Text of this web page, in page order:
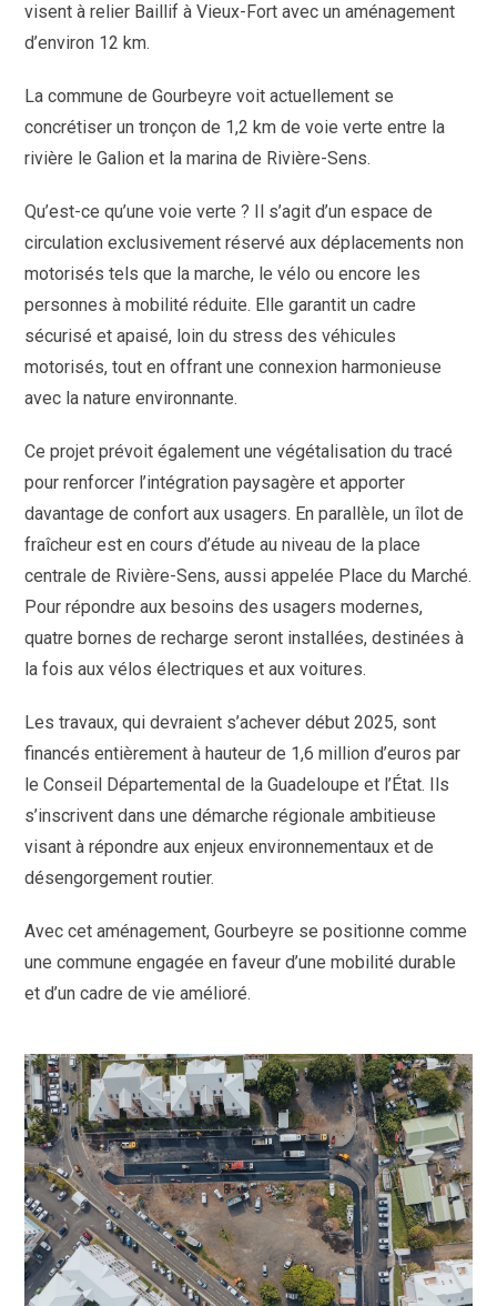
visent à relier Baillif à Vieux-Fort avec un aménagement
d’environ 12 km.
La commune de Gourbeyre voit actuellement se
concrétiser un tronçon de 1,2 km de voie verte entre la
rivière le Galion et la marina de Rivière-Sens.
Qu’est-ce qu’une voie verte ? Il s’agit d’un espace de
circulation exclusivement réservé aux déplacements non
motorisés tels que la marche, le vélo ou encore les
personnes à mobilité réduite. Elle garantit un cadre
sécurisé et apaisé, loin du stress des véhicules
motorisés, tout en offrant une connexion harmonieuse
avec la nature environnante.
Ce projet prévoit également une végétalisation du tracé
pour renforcer l’intégration paysagère et apporter
davantage de confort aux usagers. En parallèle, un îlot de
fraîcheur est en cours d’étude au niveau de la place
centrale de Rivière-Sens, aussi appelée Place du Marché.
Pour répondre aux besoins des usagers modernes,
quatre bornes de recharge seront installées, destinées à
la fois aux vélos électriques et aux voitures.
Les travaux, qui devraient s’achever début 2025, sont
financés entièrement à hauteur de 1,6 million d’euros par
le Conseil Départemental de la Guadeloupe et l’État. Ils
s’inscrivent dans une démarche régionale ambitieuse
visant à répondre aux enjeux environnementaux et de
désengorgement routier.
Avec cet aménagement, Gourbeyre se positionne comme
une commune engagée en faveur d’une mobilité durable
et d’un cadre de vie amélioré.